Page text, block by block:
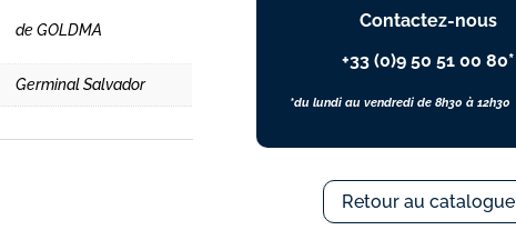
de GOLDMA
Germinal Salvador
Contactez-nous
+33 (0)9 50 51 00 80*
*du lundi au vendredi de 8h30 à 12h30
Retour au catalogue